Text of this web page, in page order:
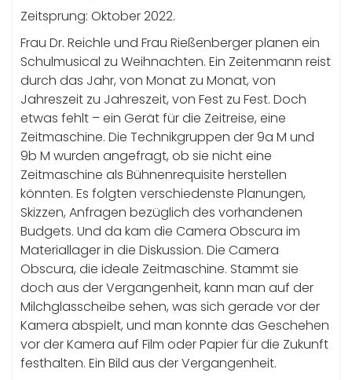
Zeitsprung: Oktober 2022.
Frau Dr. Reichle und Frau Rießenberger planen ein
Schulmusical zu Weihnachten. Ein Zeitenmann reist
durch das Jahr, von Monat zu Monat, von
Jahreszeit zu Jahreszeit, von Fest zu Fest. Doch
etwas fehlt – ein Gerät für die Zeitreise, eine
Zeitmaschine. Die Technikgruppen der 9a M und
9b M wurden angefragt, ob sie nicht eine
Zeitmaschine als Bühnenrequisite herstellen
könnten. Es folgten verschiedenste Planungen,
Skizzen, Anfragen bezüglich des vorhandenen
Budgets. Und da kam die Camera Obscura im
Materiallager in die Diskussion. Die Camera
Obscura, die ideale Zeitmaschine. Stammt sie
doch aus der Vergangenheit, kann man auf der
Milchglasscheibe sehen, was sich gerade vor der
Kamera abspielt, und man konnte das Geschehen
vor der Kamera auf Film oder Papier für die Zukunft
festhalten. Ein Bild aus der Vergangenheit.